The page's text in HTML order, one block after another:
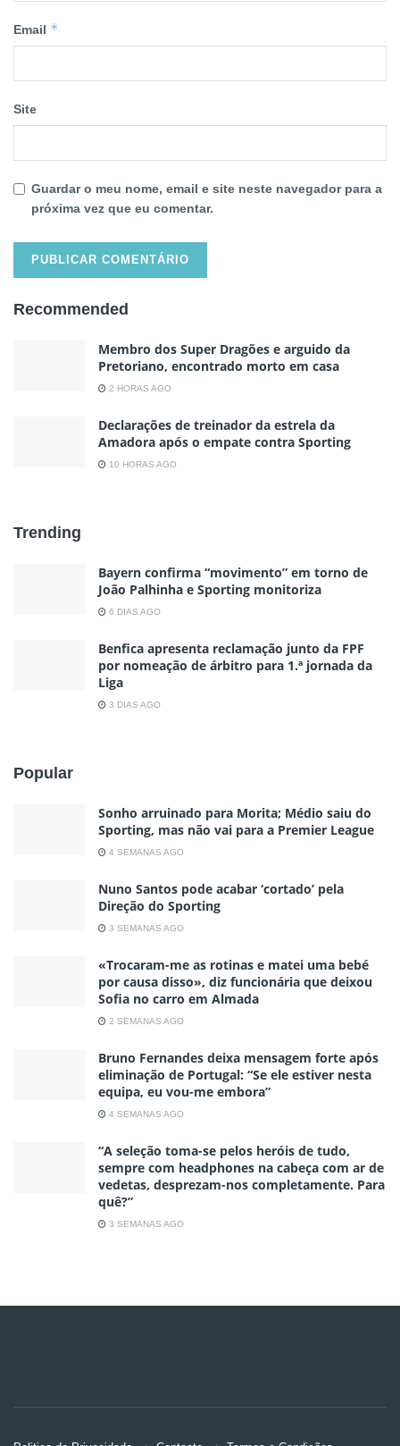
Email *
Site
Guardar o meu nome, email e site neste navegador para a
próxima vez que eu comentar.
Recommended
Membro dos Super Dragões e arguido da
Pretoriano, encontrado morto em casa
2 HORAS AGO
Declarações de treinador da estrela da
Amadora após o empate contra Sporting
10 HORAS AGO
Trending
Bayern confirma “movimento” em torno de
João Palhinha e Sporting monitoriza
6 DIAS AGO
Benfica apresenta reclamação junto da FPF
por nomeação de árbitro para 1.ª jornada da
Liga
3 DIAS AGO
Popular
Sonho arruinado para Morita; Médio saiu do
Sporting, mas não vai para a Premier League
4 SEMANAS AGO
Nuno Santos pode acabar ‘cortado’ pela
Direção do Sporting
3 SEMANAS AGO
«Trocaram-me as rotinas e matei uma bebé
por causa disso», diz funcionária que deixou
Sofia no carro em Almada
2 SEMANAS AGO
Bruno Fernandes deixa mensagem forte após
eliminação de Portugal: “Se ele estiver nesta
equipa, eu vou-me embora”
4 SEMANAS AGO
“A seleção toma-se pelos heróis de tudo,
sempre com headphones na cabeça com ar de
vedetas, desprezam-nos completamente. Para
quê?”
3 SEMANAS AGO